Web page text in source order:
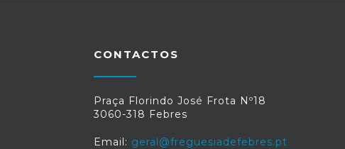
CONTACTOS
Praça Florindo José Frota Nº18
3060-318 Febres
Email: geral@freguesiadefebres.pt